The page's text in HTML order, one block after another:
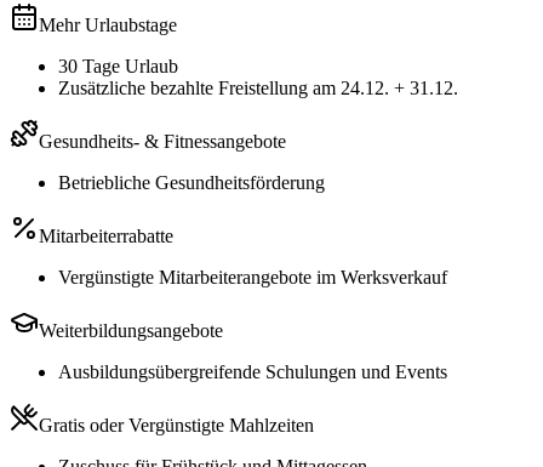
Mehr Urlaubstage
30 Tage Urlaub
Zusätzliche bezahlte Freistellung am 24.12. + 31.12.
Gesundheits- & Fitnessangebote
Betriebliche Gesundheitsförderung
Mitarbeiterrabatte
Vergünstigte Mitarbeiterangebote im Werksverkauf
Weiterbildungsangebote
Ausbildungsübergreifende Schulungen und Events
Gratis oder Vergünstigte Mahlzeiten